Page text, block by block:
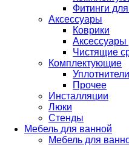
Фитинги
Аксессуары
Коврики
Чистящие
Комплектующие
Прочее
Инсталляции
Люки
Стенды
Мебель для ванной
Мебель для